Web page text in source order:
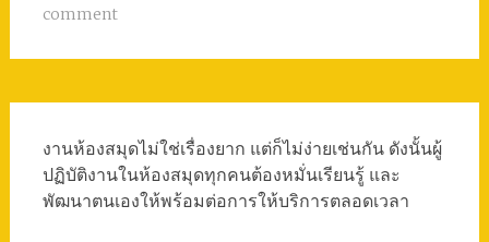
comment
งานห้องสมุดไม่ใช่เรื่องยาก แต่ก็ไม่ง่ายเช่นกัน ดังนั้นผู้
ปฏิบัติงานในห้องสมุดทุกคนต้องหมั่นเรียนรู้ และ
พัฒนาตนเองให้พร้อมต่อการให้บริการตลอดเวลา